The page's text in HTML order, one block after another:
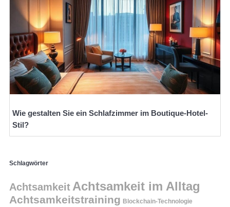
Wie gestalten Sie ein Schlafzimmer im Boutique-Hotel-
Stil?
Schlagwörter
Achtsamkeit Achtsamkeit im Alltag
Achtsamkeitstraining Blockchain-Technologie